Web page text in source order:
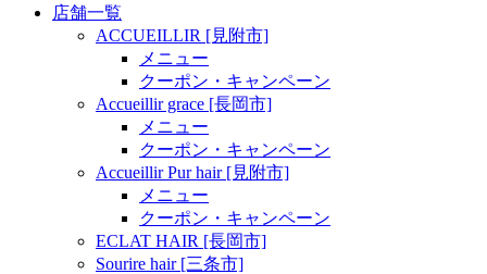
店舗一覧
ACCUEILLIR [見附市]
メニュー
クーポン・キャンペーン
Accueillir grace [長岡市]
メニュー
クーポン・キャンペーン
Accueillir Pur hair [見附市]
メニュー
クーポン・キャンペーン
ECLAT HAIR [長岡市]
Sourire hair [三条市]